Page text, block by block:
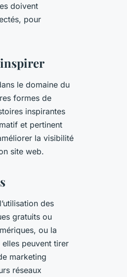
doivent
pour
le domaine du
formes de
inspirantes
et pertinent
la visibilité
site web.
des
gratuits ou
ou la
peuvent tirer
marketing
réseaux